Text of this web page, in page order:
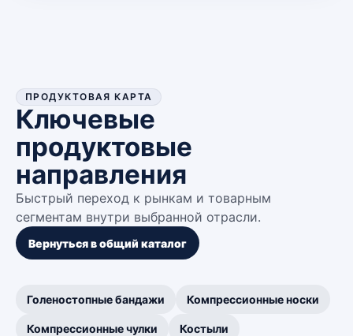
ПРОДУКТОВАЯ КАРТА
Ключевые
продуктовые
направления
Быстрый переход к рынкам и товарным
сегментам внутри выбранной отрасли.
Вернуться в общий каталог
Голеностопные бандажи Компрессионные носки
Компрессионные чулки Костыли